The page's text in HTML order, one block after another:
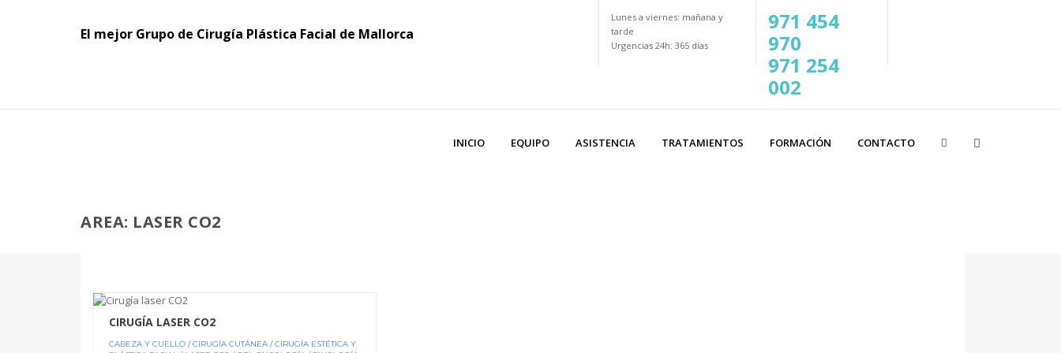
El mejor Grupo de Cirugía Plástica Facial de Mallorca
971 454
970
971 254
002
Lunes a viernes: mañana y
tarde
Urgencias 24h: 365 días
INICIO EQUIPO ASISTENCIA TRATAMIENTOS FORMACIÓN CONTACTO
AREA: LASER CO2
CIRUGÍA LASER CO2
CABEZA Y CUELLO /CIRUGÍA CUTÁNEA /CIRUGÍA ESTÉTICA Y